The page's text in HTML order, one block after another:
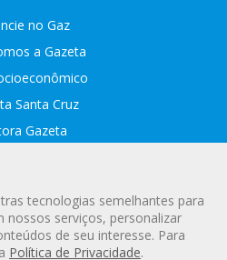
no Gaz
a Gazeta
Santa Cruz
Gazeta
conosco
Premiada
tecnologias semelhantes para
nossos serviços, personalizar
de seu interesse. Para
Política de Privacidade.